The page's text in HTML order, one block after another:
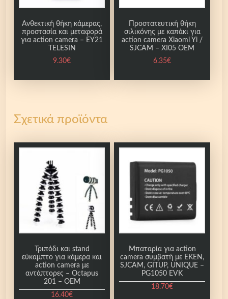
Ανθεκτική θήκη κάμερας,
προστασία και μεταφορά
για action camera – ΕΥ21
TELESIN
9.30€
Προστατευτική θήκη
σιλικόνης με καπάκι για
action camera Xiaomi Yi /
SJCAM – XI05 OEM
6.35€
Σχετικά προϊόντα
Τριπόδι και stand
εύκαμπτο για κάμερα και
action camera με
αντάπτορες – Octapus
201 – OEM
16.40€
Μπαταρία για action
camera συμβατή με EKEN,
SJCAM, GITUP, UNIQUE –
PG1050 EVK
18.70€